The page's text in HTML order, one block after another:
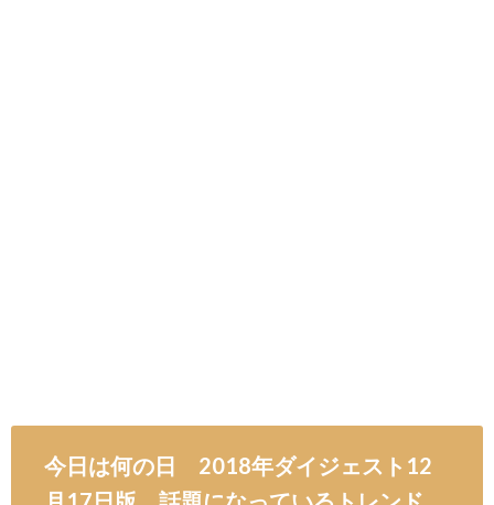
今日は何の日 2018年ダイジェスト12